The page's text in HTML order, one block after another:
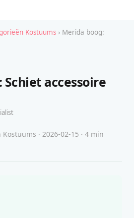
Kostuums › Merida boog:
accessoire
· 2026-02-15 · 4 min